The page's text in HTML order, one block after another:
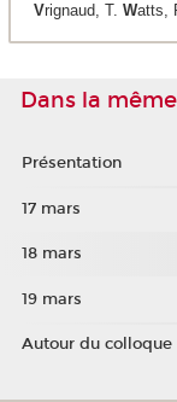
Vrignaud, T. Watts,
Dans la
Présentation
17 mars
18 mars
19 mars
Autour du colloque